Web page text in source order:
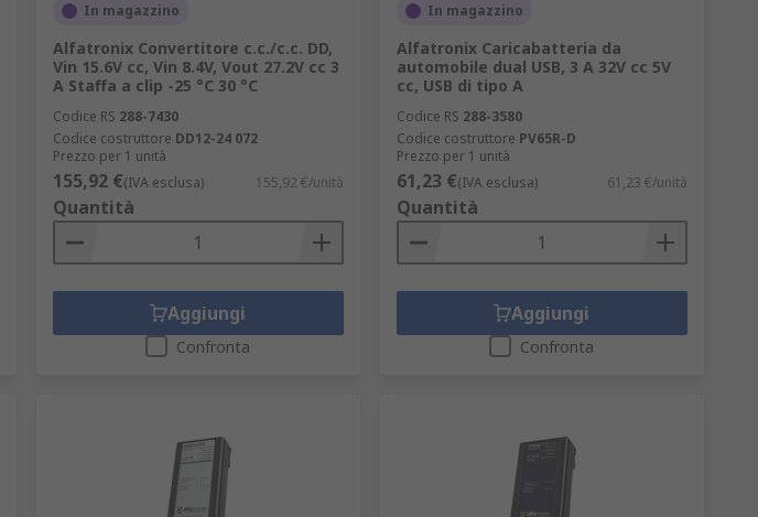
In magazzino
Alfatronix Convertitore c.c./c.c. DD,
Vin 15.6V cc, Vin 8.4V, Vout 27.2V cc 3
A Staffa a clip -25 °C 30 °C
Codice RS 288-7430
Codice costruttore DD12-24 072
Prezzo per 1 unità
155,92 €(IVA esclusa) 155,92 €/unità
Quantità
Aggiungi
Confronta
In magazzino
Alfatronix Caricabatteria da
automobile dual USB, 3 A 32V cc 5V
cc, USB di tipo A
Codice RS 288-3580
Codice costruttore PV65R-D
Prezzo per 1 unità
61,23 €(IVA esclusa) 61,23 €/unità
Quantità
Aggiungi
Confronta